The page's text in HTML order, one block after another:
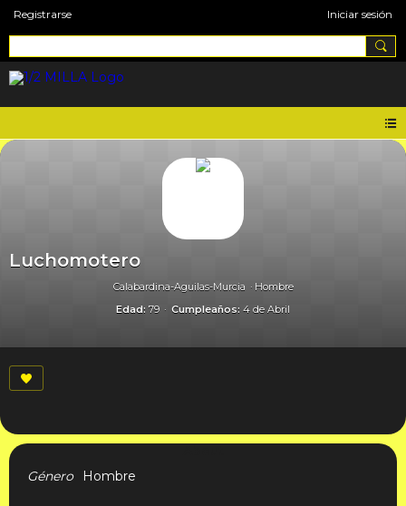
Registrarse Iniciar sesión
Luchomotero
Calabardina-Aguilas-Murcia
Hombre
Edad: 79 Cumpleaños: 4 de Abril
Género
Hombre